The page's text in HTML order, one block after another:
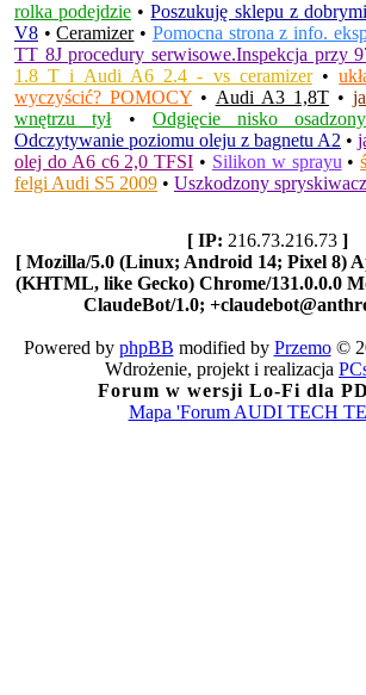
rolka podejdzie •Poszukuję sklepu z
V8 •Ceramizer• Pomocna strona z info.
TT 8J procedury serwisowe.Inspekcja przy
1.8 T i Audi A6 2.4 - vs ceramizer•
wyczyścić? POMOCY • Audi A3 1,8T•
wnętrzu tył• Odgięcie nisko
Odczytywanie poziomu oleju z bagnetu A2 •
olej do A6 c6 2,0 TFSI • Silikon w sprayu •
felgi Audi S5 2009 • Uszkodzony spryskiwacz
[ IP: 216.73.216.73 ]
[ Mozilla/5.0 (Linux; Android 14; Pixel 8)
(KHTML, like Gecko) Chrome/131.0.0.0
ClaudeBot/1.0;
Powered by phpBB modified by Przemo©
Wdrożenie, projekt i realizacja
Forum w wersji Lo-Fi dla
Mapa 'Forum AUDI TECH